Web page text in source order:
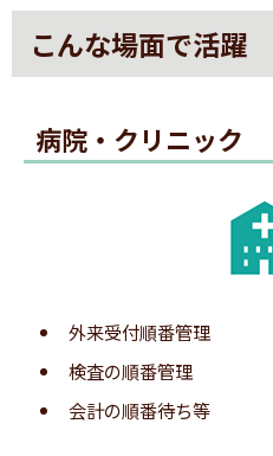
※平らな場所でQRコード全
3.LINE呼出登録サ
QRコード付きの番号札
2.QRコード読み取
1.番号札発券
こんな場面で活躍
病院・クリニック
外来受付順番管理
検査の順番管理
会計の順番待ち等